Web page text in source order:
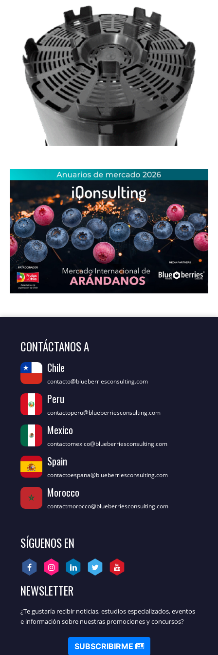
CONTÁCTANOS A
Chile
contacto@blueberriesconsulting.com
Peru
contactoperu@blueberriesconsulting.com
Mexico
contactomexico@blueberriesconsulting.com
Spain
contactoespana@blueberriesconsulting.com
Morocco
contactmorocco@blueberriesconsulting.com
SÍGUENOS EN
NEWSLETTER
¿Te gustaría recibir noticias, estudios especializados, eventos
e información sobre nuestras promociones y concursos?
SUBSCRIBIRME